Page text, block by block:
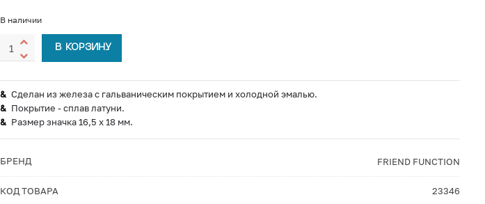
В наличии
В КОРЗИНУ
Сделан из железа с гальваническим покрытием и холодной эмалью.
Покрытие - сплав латуни.
Размер значка 16,5 х 18 мм.
БРЕНД FRIEND FUNCTION
КОД ТОВАРА 23346